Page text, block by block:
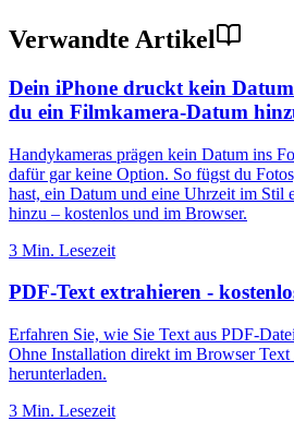
Verwandte Artikel
Dein iPhone druckt kein
du ein Filmkamera-Datum
Handykameras prägen kein Datum ins
dafür gar keine Option. So fügst du
hast, ein Datum und eine Uhrzeit im Stil
hinzu – kostenlos und im Browser.
3 Min. Lesezeit
PDF-Text extrahieren -
Erfahren Sie, wie Sie Text aus PDF-
Ohne Installation direkt im Browser Text
herunterladen.
3 Min. Lesezeit